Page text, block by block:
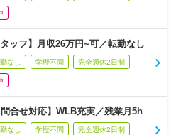
ッフ】月収26万円~可／転勤なし
なし 学歴不問 完全週休2日制
合せ対応】WLB充実／残業月5h
なし 学歴不問 完全週休2日制